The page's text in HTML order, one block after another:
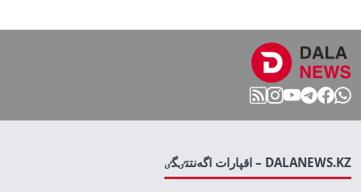
DALANEWS.KZ – اقپارات اگەنتتٸگٸ